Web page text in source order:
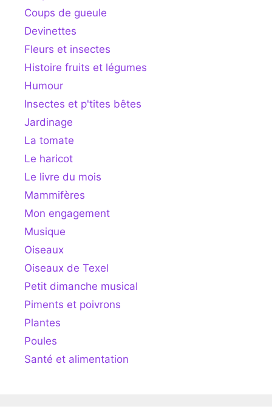
Coups de gueule
Devinettes
Fleurs et insectes
Histoire fruits et légumes
Humour
Insectes et p'tites bêtes
Jardinage
La tomate
Le haricot
Le livre du mois
Mammifères
Mon engagement
Musique
Oiseaux
Oiseaux de Texel
Petit dimanche musical
Piments et poivrons
Plantes
Poules
Santé et alimentation